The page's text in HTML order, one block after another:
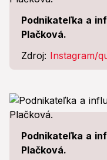
Podnikateľka a
Plačková.
Zdroj: Instagram/
Podnikateľka a
Plačková.